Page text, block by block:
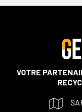
VOTRE